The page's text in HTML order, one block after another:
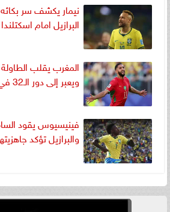
نيمار يكشف سر بكائه
البرازيل امام
المغرب يقلب
ويعبر إلى دور الـ32 في كأس العالم 2026
فينيسيوس يقود
والبرازيل تؤكد